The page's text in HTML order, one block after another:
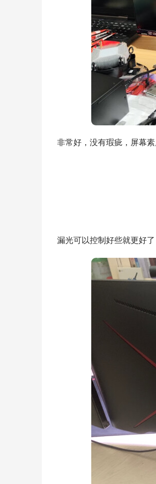
非常好，没有瑕疵，屏幕
漏光可以控制好些就更好了